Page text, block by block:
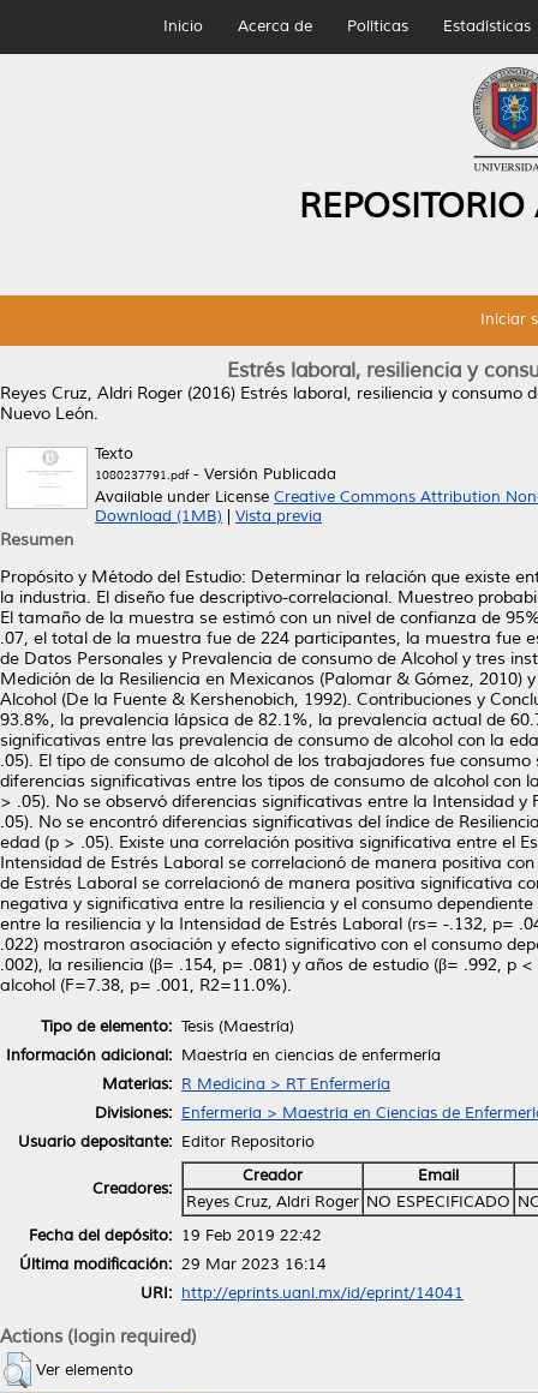
Inicio Acerca de Políticas Estadísticas
Iniciar
Estrés laboral, resiliencia y
Reyes Cruz, Aldri Roger (2016) Estrés laboral, resiliencia y consumo
Nuevo León.
Texto
1080237791.pdf- Versión Publicada
Available under License Creative Commons Attribution
Download (1MB)
Vista previa
Resumen
Propósito y Método del Estudio: Determinar la relación que existe
la industria. El diseño fue descriptivo-correlacional. Muestreo
El tamaño de la muestra se estimó con un nivel de confianza de
.07, el total de la muestra fue de 224 participantes, la muestra fue
de Datos Personales y Prevalencia de consumo de Alcohol y tres
Medición de la Resiliencia en Mexicanos (Palomar & Gómez, 2010)
Alcohol (De la Fuente & Kershenobich, 1992). Contribuciones y
93.8%, la prevalencia lápsica de 82.1%, la prevalencia actual de
significativas entre las prevalencia de consumo de alcohol con la
.05). El tipo de consumo de alcohol de los trabajadores fue
diferencias significativas entre los tipos de consumo de alcohol
> .05). No se observó diferencias significativas entre la Intensidad
.05). No se encontró diferencias significativas del índice de
edad (p > .05). Existe una correlación positiva significativa entre el
Intensidad de Estrés Laboral se correlacionó de manera positiva
de Estrés Laboral se correlacionó de manera positiva significativa
negativa y significativa entre la resiliencia y el consumo
entre la resiliencia y la Intensidad de Estrés Laboral (rs= -.132, p=
.022) mostraron asociación y efecto significativo con el consumo
.002), la resiliencia (β= .154, p= .081) y años de estudio (β= .992, p
alcohol (F=7.38, p= .001, R2=11.0%).
Tipo de elemento: Tesis (Maestría)
Información adicional: Maestría en ciencias de enfermería
Materias: R Medicina > RT Enfermería
Divisiones: Enfermería > Maestría en Ciencias de
Usuario depositante: Editor Repositorio
Creadores:
Creador
Email
Reyes Cruz, Aldri Roger NO ESPECIFICADO
Fecha del depósito: 19 Feb 2019 22:42
Última modificación: 29 Mar 2023 16:14
URI: http://eprints.uanl.mx/id/eprint/14041
Actions (login required)
Ver elemento